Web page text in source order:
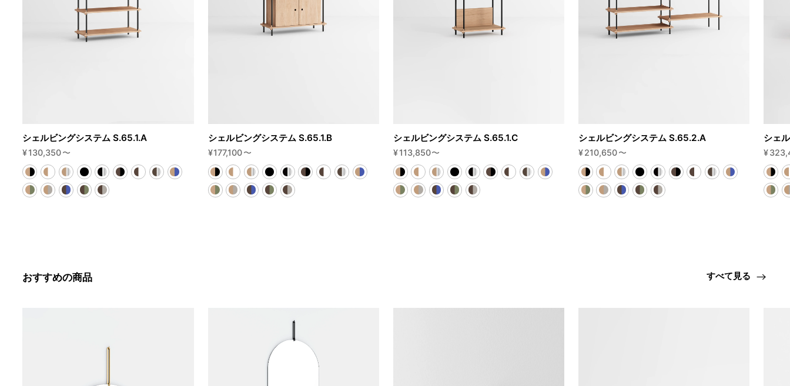
シェルビングシステム S.65.1.A
¥130,350〜
シェルビングシステム S.65.1.B
¥177,100〜
シェルビングシステム S.65.1.C
¥113,850〜
シェルビングシステム S.65.2.A
¥210,650〜
シェ
¥
おすすめの商品 すべて見る